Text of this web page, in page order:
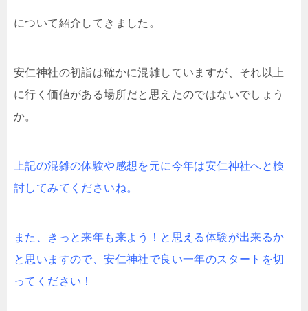
について紹介してきました。
安仁神社の初詣は確かに混雑していますが、それ以上
に行く価値がある場所だと思えたのではないでしょう
か。
上記の混雑の体験や感想を元に今年は安仁神社へと検
討してみてくださいね。
また、きっと来年も来よう！と思える体験が出来るか
と思いますので、安仁神社で良い一年のスタートを切
ってください！